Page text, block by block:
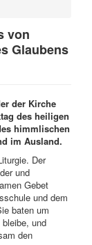
von
Glaubens
der Kirche
des heiligen
himmlischen
im Ausland.
Der
und
Gebet
und dem
baten um
und
den